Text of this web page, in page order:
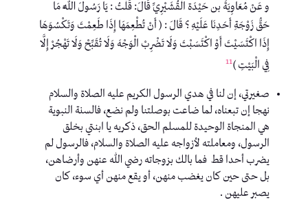
و عَنْ مُعَاوِيَةَ بن حَيْدَة الْقُشَيْرِيِّ قَالَ: قُلْتُ : يَا رَسُولَ اللَّهِ مَا
حَقُّ زَوْجَةِ أَحَدِنَا عَلَيْهِ ؟ قَالَ : ( أَنْ تُطْعِمَهَا إِذَا طَعِمْتَ وَتَكْسُوَهَا
إِذَا اكْتَسَيْتَ أَوْ اكْتَسَبْتَ وَلَا تَضْرِبْ الْوَجْهَ وَلَا تُقَبِّحْ وَلَا تَهْجُرْ إِلَّا
فِي الْبَيْتِ )11
صغيرتي، إن لنا في هدي الرسول الكريم عليه الصلاة والسلام
نهجا إن تبعناه، لما ضاعت بوصلتنا ولم نضع، فالسنة النبوية
هي المنجاة الوحيدة للمسلم الحق، ذكريه يا ابنتي بخلق
الرسول، ومعاملته لأزواجه عليه الصلاة والسلام، فالرسول لم
يضرب أحدا قط فما بالك بزوجاته رضي الله عنهن وأرضاهن،
بل حتى حين كان يغضب منهن، أو يقع منهن أي سوء، كان
يصبر عليهن .